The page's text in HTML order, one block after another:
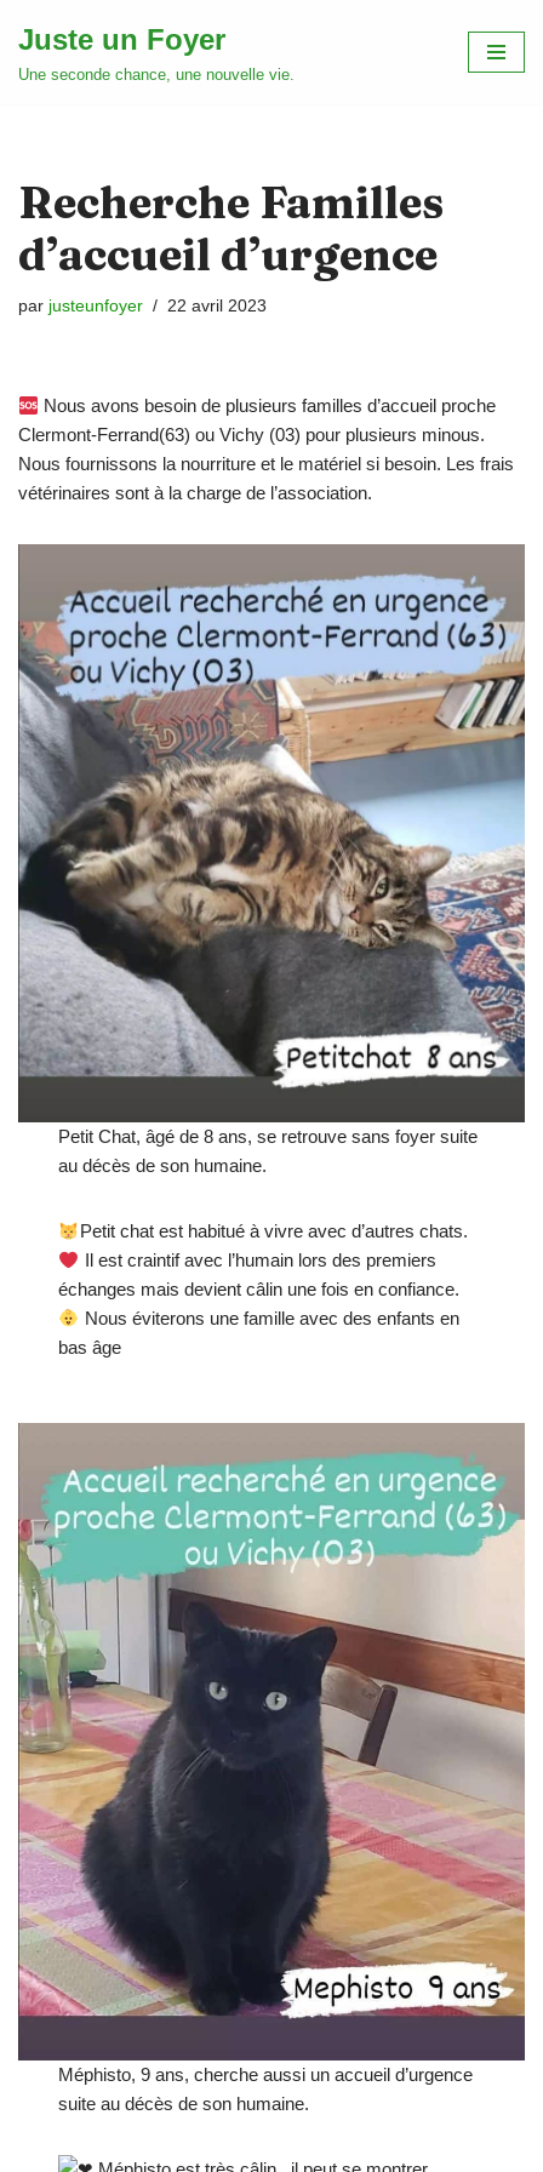
Aller
Juste un Foyer
Une seconde chance, une nouvelle vie.
Recherche Familles
d’accueil d’urgence
par justeunfoyer 22 avril 2023
Nous avons besoin de plusieurs familles d’accueil proche
Clermont-Ferrand(63) ou Vichy (03) pour plusieurs minous.
Nous fournissons la nourriture et le matériel si besoin. Les frais
vétérinaires sont à la charge de l’association.
Petit Chat, âgé de 8 ans, se retrouve sans foyer suite
au décès de son humaine.
Petit chat est habitué à vivre avec d’autres chats.
Il est craintif avec l’humain lors des premiers
échanges mais devient câlin une fois en confiance.
Nous éviterons une famille avec des enfants en
bas âge
Méphisto, 9 ans, cherche aussi un accueil d’urgence
suite au décès de son humaine.